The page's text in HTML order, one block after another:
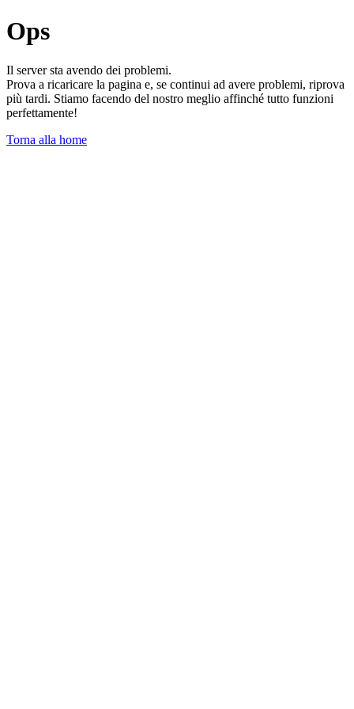
Ops
Il server sta avendo dei problemi.
Prova a ricaricare la pagina e, se continui ad avere problemi, riprova
più tardi. Stiamo facendo del nostro meglio affinché tutto funzioni
perfettamente!
Torna alla home